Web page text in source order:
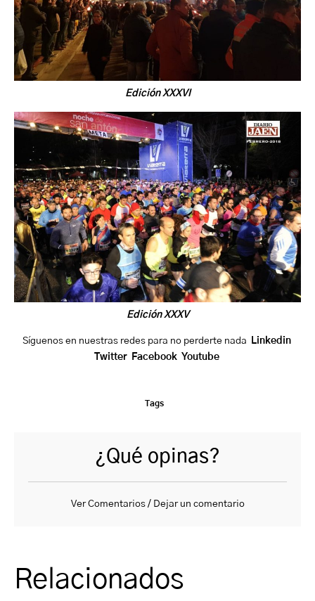
Edición XXXVI
Edición XXXV
Síguenos en nuestras redes para no perderte nada
Linkedin
Twitter
Facebook Youtube
Tags
¿Qué opinas?
Ver Comentarios / Dejar un comentario
Relacionados